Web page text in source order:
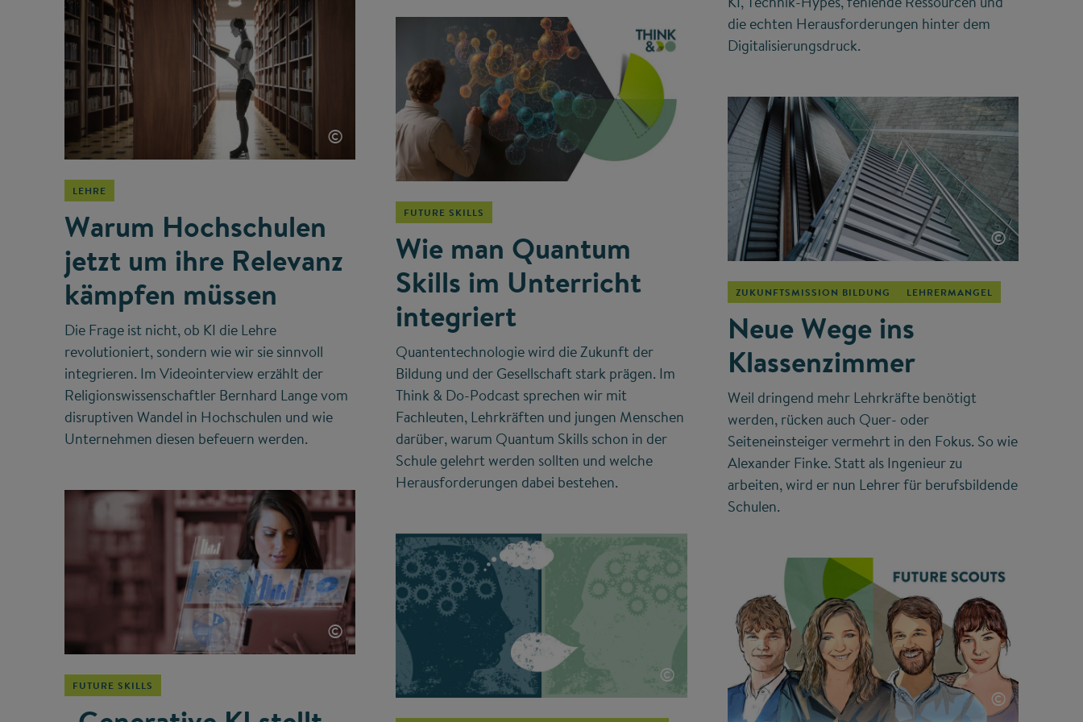
die echten Herausforderungen hinter dem
Digitalisierungsdruck.
©
LEHRE
Warum Hochschulen
jetzt um ihre Relevanz
kämpfen müssen
Die Frage ist nicht, ob KI die Lehre
revolutioniert, sondern wie wir sie sinnvoll
integrieren. Im Videointerview erzählt der
Religionswissenschaftler Bernhard Lange vom
disruptiven Wandel in Hochschulen und wie
Unternehmen diesen befeuern werden.
FUTURE SKILLS
Wie man Quantum
Skills im Unterricht
integriert
Quantentechnologie wird die Zukunft der
Bildung und der Gesellschaft stark prägen. Im
Think & Do-Podcast sprechen wir mit
Fachleuten, Lehrkräften und jungen Menschen
darüber, warum Quantum Skills schon in der
Schule gelehrt werden sollten und welche
Herausforderungen dabei bestehen.
©
ZUKUNFTSMISSION BILDUNG LEHRERMANGEL
Neue Wege ins
Klassenzimmer
Weil dringend mehr Lehrkräfte benötigt
werden, rücken auch Quer- oder
Seiteneinsteiger vermehrt in den Fokus. So wie
Alexander Finke. Statt als Ingenieur zu
arbeiten, wird er nun Lehrer für berufsbildende
Schulen.
©
FUTURE SKILLS ©
©